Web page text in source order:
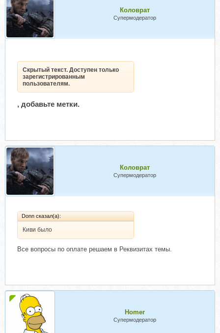
Коловрат
Супермодератор
Скрытый текст. Доступен только
зарегистрированным
пользователям.
, добавьте метки.
Коловрат
Супермодератор
Donn сказал(а):
Киви было
Все вопросы по оплате решаем в Реквизитах темы.
Homer
Супермодератор